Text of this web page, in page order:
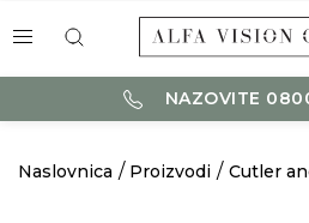
NAZOVITE
Naslovnica Proizvodi Cutler